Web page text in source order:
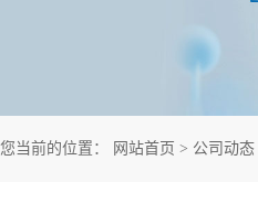
您当前的位置： 网站首页 > 公司动态